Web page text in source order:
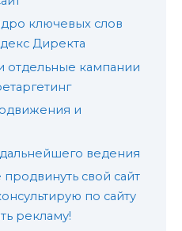
ключевых слов
Директа
отдельные кампании
и
ведения
свой сайт
по сайту
рекламу!